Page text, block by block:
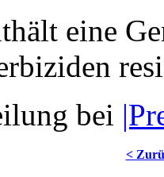
eine
bei
<